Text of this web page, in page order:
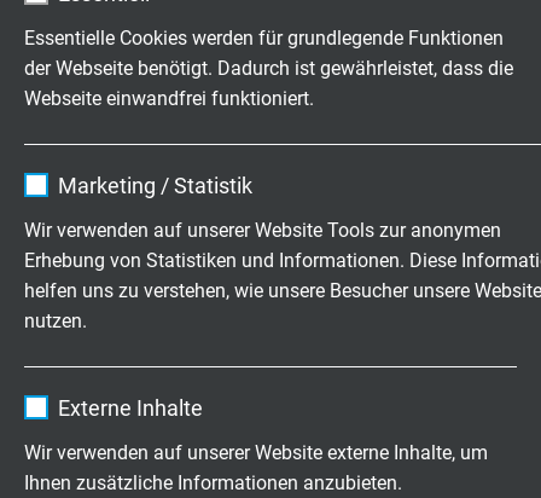
Essentielle Cookies werden für grundlegende Funktionen
der Webseite benötigt. Dadurch ist gewährleistet, dass die
Webseite einwandfrei funktioniert.
Laufzeit 1 Jahr
Marketing / Statistik
Wir verwenden auf unserer Website Tools zur anonymen
Erhebung von Statistiken und Informationen. Diese
helfen uns zu verstehen, wie unsere Besucher unsere Website
nutzen.
Externe Inhalte
Wir verwenden auf unserer Website externe Inhalte, um
Ihnen zusätzliche Informationen anzubieten.
L01251610 16 x 1,00 mm² 0,21 mm
Artikel anfragen
Artikel anfragen
L01252410 24 x 1,00 mm² 0,21 mm
Artikel anfragen
L01250315 3 x 1,50 mm² 0,26 mm
Artikel anfragen